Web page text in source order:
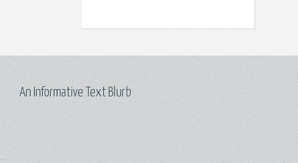
An Informative Text Blurb